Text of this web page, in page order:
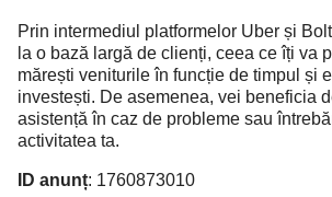
Prin intermediul platformelor Uber și
la o bază largă de clienți, ceea ce îți va
mărești veniturile în funcție de timpul și
investești. De asemenea, vei beneficia
asistență în caz de probleme sau
activitatea ta.
ID anunț: 1760873010